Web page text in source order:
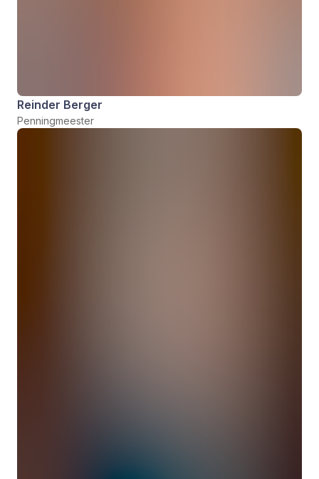
Reinder Berger
Penningmeester